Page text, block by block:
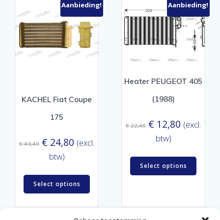
Aanbieding!
KACHEL Fiat Coupe
175
€43,40 Oorspronkelijke
prijs
€ 43,40.
€ 24,80 Huidige
€ 24,80.
(excl.
btw)
Select options
Aanbieding!
Heater PEUGEOT 405
(1988)
€22,40 Oorspronkelijke
prijs
€ 22,40.
€ 12,80 Huidige
€ 12,80.
(excl.
btw)
Select options